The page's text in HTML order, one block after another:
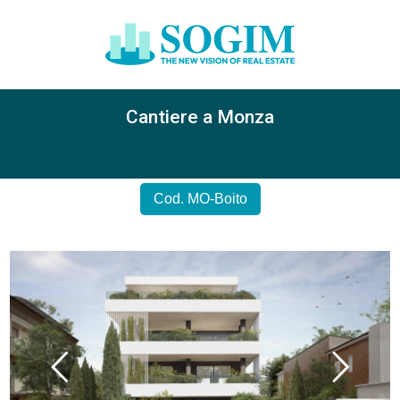
Cantiere a Monza
Cod. MO-Boito